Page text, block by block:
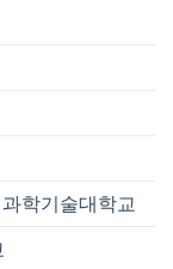
과학기술대학교